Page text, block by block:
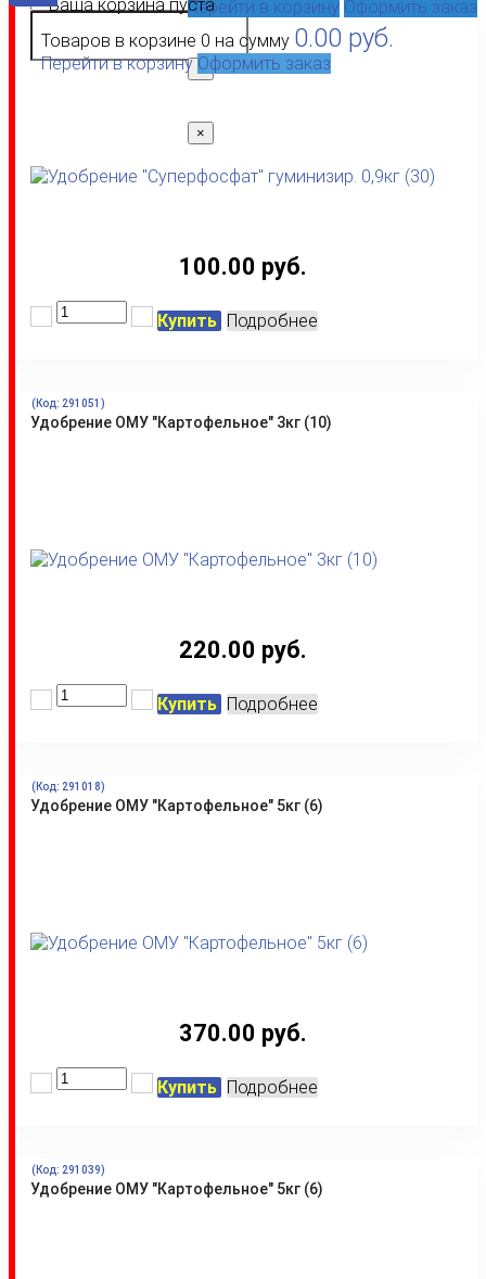
Ваша корзина пуста
Товаров в корзине 0 на сумму 0.00 руб.
Перейти в корзинуОформить заказ
Перейти в корзину Оформить заказ
×
×
Удобрение "Суперфосфат" гуминизир. 0,9кг (30)
100.00 руб.
Купить Подробнее
Удобрение ОМУ "Картофельное" 3кг (10)
(Код: 291051 )
220.00 руб.
Купить Подробнее
Удобрение ОМУ "Картофельное" 5кг (6)
(Код: 291018)
370.00 руб.
Купить Подробнее
Удобрение ОМУ "Картофельное" 5кг (6)
(Код: 291039)